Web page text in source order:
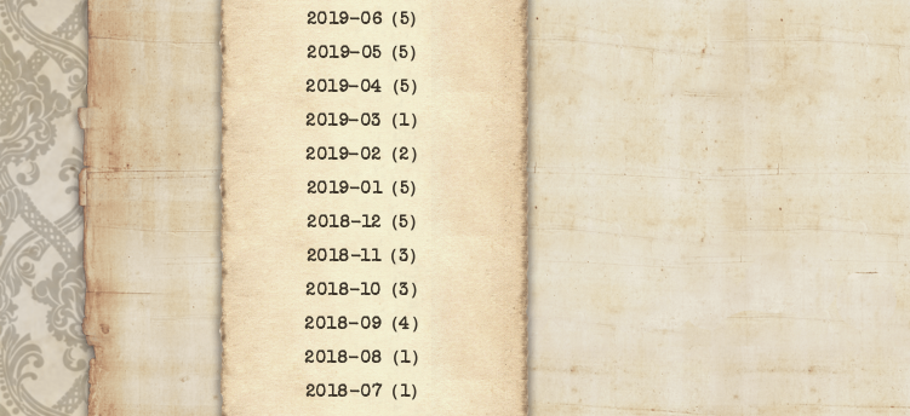
2019-06（5）
2019-05（5）
2019-04（5）
2019-03（1）
2019-02（2）
2019-01（5）
2018-12（5）
2018-11（3）
2018-10（3）
2018-09（4）
2018-08（1）
2018-07（1）